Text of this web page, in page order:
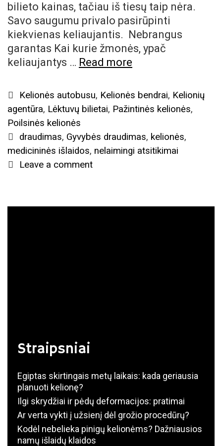
bilieto kainas, tačiau iš tiesų taip nėra.
Savo saugumu privalo pasirūpinti
kiekvienas keliaujantis. Nebrangus
garantas Kai kurie žmonės, ypač
keliaujantys … Read more
keliaujantiems
Categories
Kelionės autobusu, Kelionės bendrai, Kelionių
agentūra, Lėktuvų bilietai, Pažintinės kelionės,
Poilsinės kelionės
Tags
draudimas, Gyvybės draudimas, kelionės,
medicininės išlaidos, nelaimingi atsitikimai
Leave a comment
Straipsniai
Egiptas skirtingais metų laikais: kada geriausia
planuoti kelionę?
Ilgi skrydžiai ir pėdų deformacijos: pratimai
Ar verta vykti į užsienį dėl grožio procedūrų?
Kodėl nebelieka pinigų kelionėms? Dažniausios
namų išlaidų klaidos